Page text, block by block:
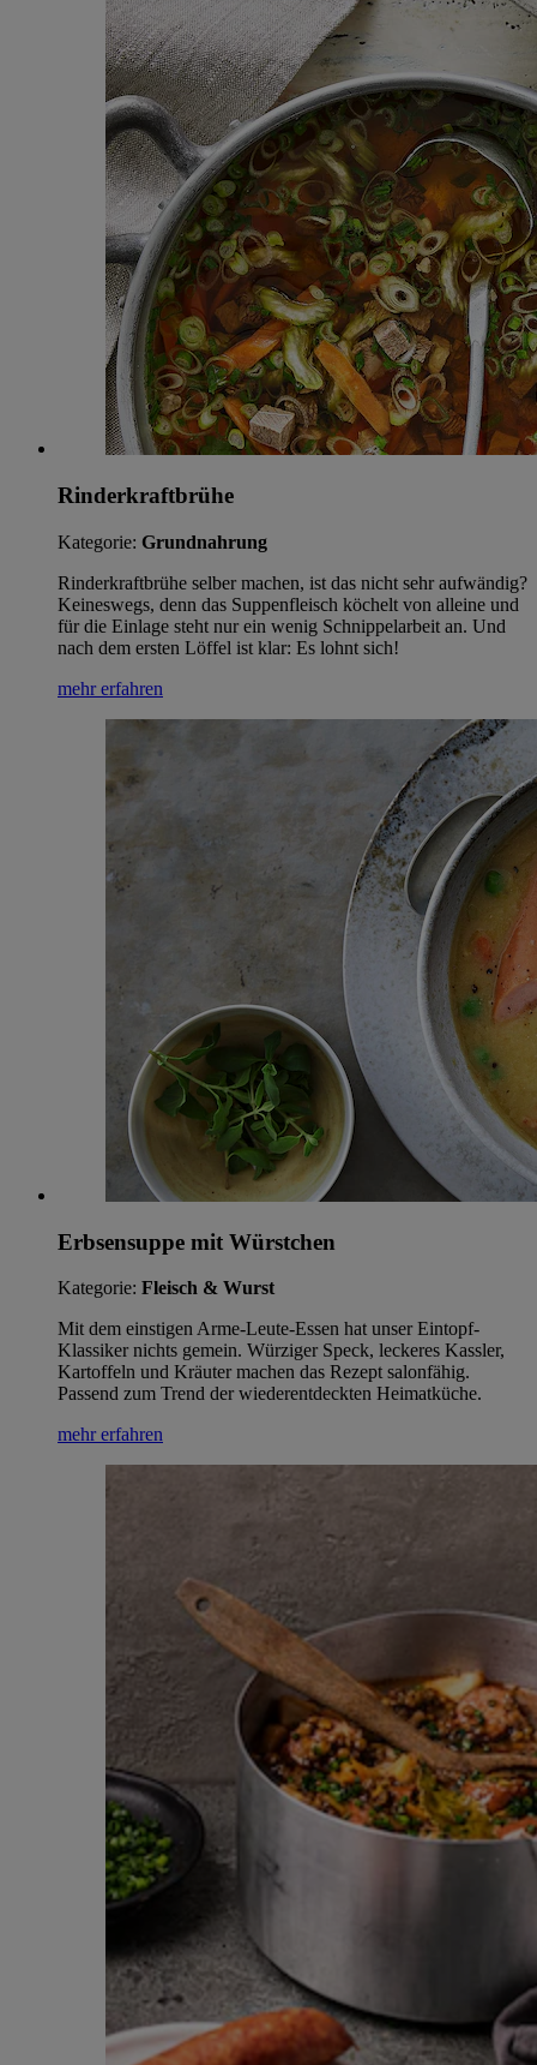
Rinderkraftbrühe
Kategorie: Grundnahrung
Rinderkraftbrühe selber machen, ist das nicht sehr aufwändig?
Keineswegs, denn das Suppenfleisch köchelt von alleine und
für die Einlage steht nur ein wenig Schnippelarbeit an. Und
nach dem ersten Löffel ist klar: Es lohnt sich!
mehr erfahren
Erbsensuppe mit Würstchen
Kategorie: Fleisch & Wurst
Mit dem einstigen Arme-Leute-Essen hat unser Eintopf-
Klassiker nichts gemein. Würziger Speck, leckeres Kassler,
Kartoffeln und Kräuter machen das Rezept salonfähig.
Passend zum Trend der wiederentdeckten Heimatküche.
mehr erfahren